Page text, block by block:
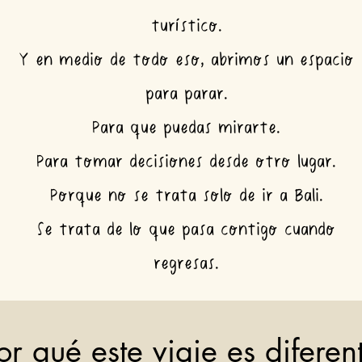
turístico.
Y en medio de todo eso, abrimos un espacio
para parar.
Para que puedas mirarte.
Para tomar decisiones desde otro lugar.
Porque no se trata solo de ir a Bali.
Se trata de lo que pasa contigo cuando
regresas.
qué este viaje es